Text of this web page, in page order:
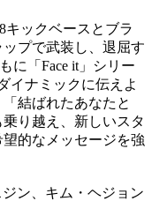
キックベースとブラ
プで武装し、退屈す
に「Face it」シリー
イナミックに伝えよ
結ばれたあなたと
り越え、新しいスタ
的なメッセージを強
ン、キム・ヘジョン